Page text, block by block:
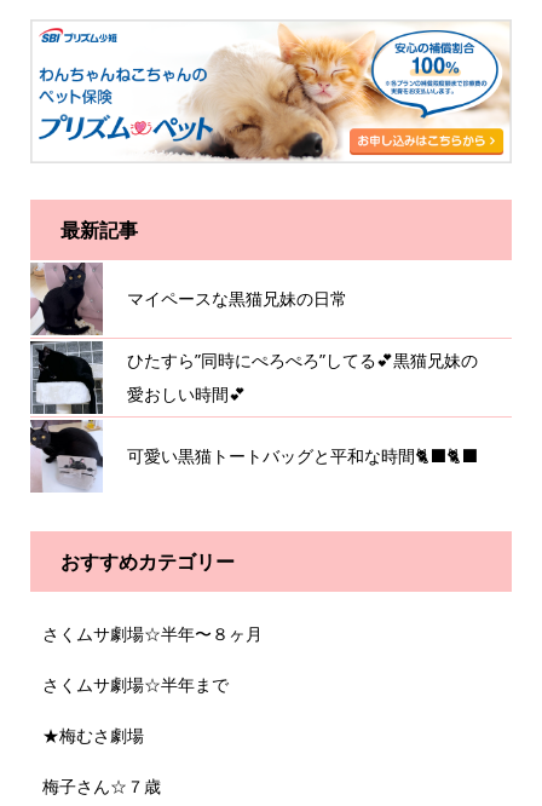
最新記事
マイペースな黒猫兄妹の日常
ひたすら”同時にぺろぺろ”してる💕黒猫兄妹の
愛おしい時間💕
可愛い黒猫トートバッグと平和な時間🐈‍⬛🐈‍⬛
おすすめカテゴリー
さくムサ劇場☆半年〜８ヶ月
さくムサ劇場☆半年まで
★梅むさ劇場
梅子さん☆７歳